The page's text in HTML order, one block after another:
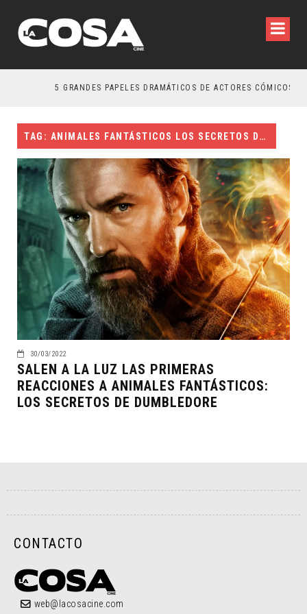
5 GRANDES PAPELES DRAMÁTICOS DE ACTORES CÓMICOS
TAG: ANIMALES FANTÁSTICOS LOS SECRETOS DE DUMBLEDORE
30/03/2022
SALEN A LA LUZ LAS PRIMERAS
REACCIONES A ANIMALES FANTÁSTICOS:
LOS SECRETOS DE DUMBLEDORE
CONTACTO
web@lacosacine.com